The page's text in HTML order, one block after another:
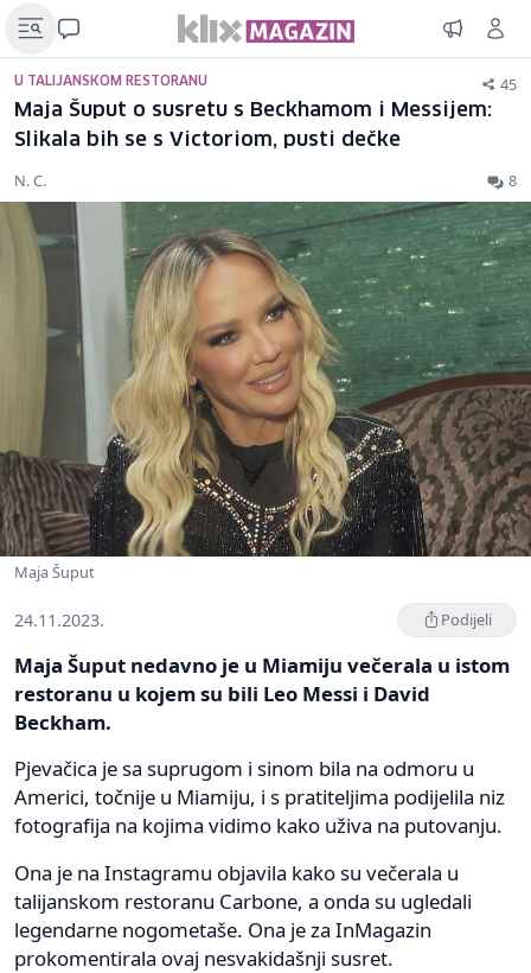
U TALIJANSKOM RESTORANU 45
Maja Šuput o susretu s Beckhamom i Messijem:
Slikala bih se s Victoriom, pusti dečke
N. C. 8
Maja Šuput
24.11.2023. Podijeli
Maja Šuput nedavno je u Miamiju večerala u istom
restoranu u kojem su bili Leo Messi i David
Beckham.
Pjevačica je sa suprugom i sinom bila na odmoru u
Americi, točnije u Miamiju, i s pratiteljima podijelila niz
fotografija na kojima vidimo kako uživa na putovanju.
Ona je na Instagramu objavila kako su večerala u
talijanskom restoranu Carbone, a onda su ugledali
legendarne nogometaše. Ona je za InMagazin
prokomentirala ovaj nesvakidašnji susret.